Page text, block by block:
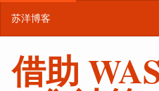
苏洋博客
借助